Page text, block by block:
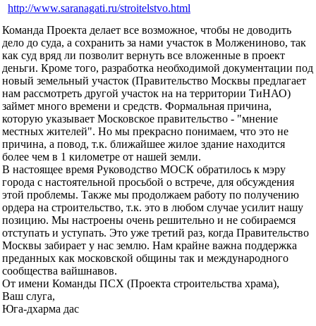
http://www.saranagati.ru/stroitelstvo.html
Команда Проекта делает все возможное, чтобы не доводить
дело до суда, а сохранить за нами участок в Молжениново, так
как суд вряд ли позволит вернуть все вложенные в проект
деньги. Кроме того, разработка необходимой документации под
новый земельный участок (Правительство Москвы предлагает
нам рассмотреть другой участок на на территории ТиНАО)
займет много времени и средств. Формальная причина,
которую указывает Московское правительство - "мнение
местных жителей". Но мы прекрасно понимаем, что это не
причина, а повод, т.к. ближайшее жилое здание находится
более чем в 1 километре от нашей земли.
В настоящее время Руководство МОСК обратилось к мэру
города с настоятельной просьбой о встрече, для обсуждения
этой проблемы. Также мы продолжаем работу по получению
ордера на строительство, т.к. это в любом случае усилит нашу
позицию. Мы настроены очень решительно и не собираемся
отступать и уступать. Это уже третий раз, когда Правительство
Москвы забирает у нас землю. Нам крайне важна поддержка
преданных как московской общины так и международного
сообщества вайшнавов.
От имени Команды ПСХ (Проекта строительства храма),
Ваш слуга,
Юга-дхарма дас